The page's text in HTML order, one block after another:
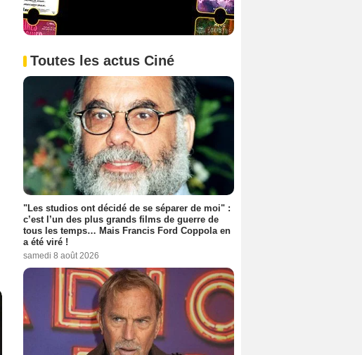
Toutes les actus Ciné
"Les studios ont décidé de se séparer de moi" :
c’est l’un des plus grands films de guerre de
tous les temps… Mais Francis Ford Coppola en
a été viré !
samedi 8 août 2026